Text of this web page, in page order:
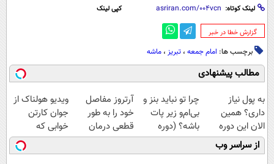
لینک کوتاه: کپی لینک
‌گزارش خطا در خبر
برچسب ها: امام جمعه ، تبریز ، ماشه
مطالب پیشنهادی
به پول نیاز
داری؟ همین
الان این دوره
رایگان رو شرکت
کن تا دیر نشده!
چرا تو نباید بنز و
بی‌ام‌و زیر پات
باشه؟ (دوره
رایگان درآمد
میلیاردی)
آرتروز مفاصل
خود را به طور
قطعی درمان
کنید!
◗پرسش‌نامه◖
ویدیو هولناک از
جوان کارتن
خوابی که
میلیاردر شد.
آموزش رایگان
از سراسر وب